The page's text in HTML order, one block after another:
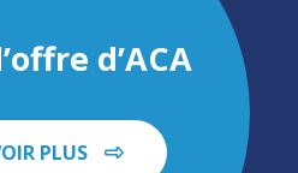
d’ACA
PLUS